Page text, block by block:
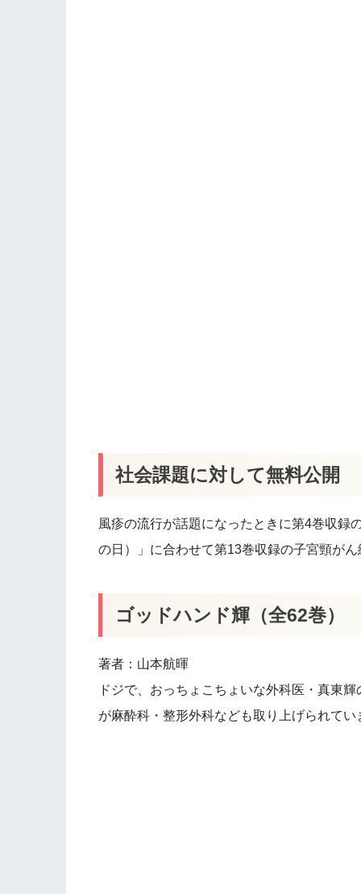
社会課題に対して無料公開
風疹の流行が話題になったときに第4巻収録
の日）」に合わせて第13巻収録の子宮頸が
ゴッドハンド輝（全62巻）
著者：山本航暉
ドジで、おっちょこちょいな外科医・真東
が麻酔科・整形外科なども取り上げられてい